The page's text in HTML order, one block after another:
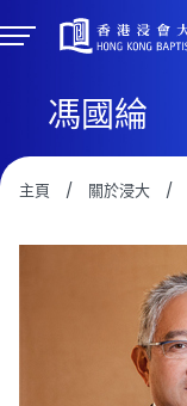
馮國綸
主頁 / 關於浸大 /